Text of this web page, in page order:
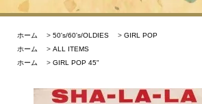
ホーム > 50's/60's/OLDIES > GIRL POP
ホーム
> ALL ITEMS
ホーム
> GIRL POP 45"